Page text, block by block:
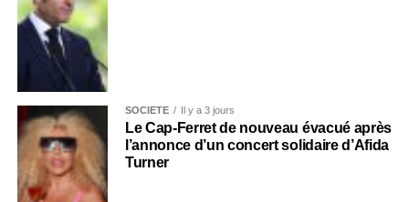
SOCIÉTÉ Il y a 3 jours
Le Cap-Ferret de nouveau évacué après
l’annonce d’un concert solidaire d’Afida
Turner